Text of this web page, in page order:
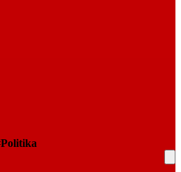
Politika